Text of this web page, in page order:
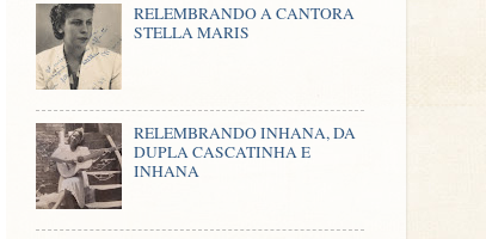
RELEMBRANDO A CANTORA
STELLA MARIS
RELEMBRANDO INHANA, DA
DUPLA CASCATINHA E
INHANA